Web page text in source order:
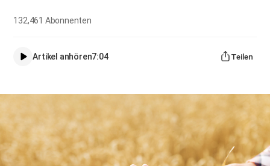
132,461 Abonnenten
Artikel anhören7:04 Teilen